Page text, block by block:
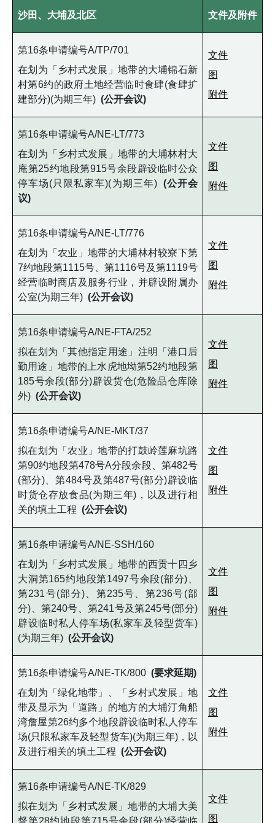
沙田、大埔及北区 文件及附件
第16条申请编号A/TP/701
在划为「乡村式发展」地带的大埔锦石新
村第6约的政府土地经营临时食肆(食肆扩
建部分)(为期三年) (公开会议)
文件
图
附件
第16条申请编号A/NE-LT/773
在划为「乡村式发展」地带的大埔林村大
庵第25约地段第915号余段辟设临时公众
停车场(只限私家车)(为期三年) (公开会
议)
文件
图
附件
第16条申请编号A/NE-LT/776
在划为「农业」地带的大埔林村较寮下第
7约地段第1115号、第1116号及第1119号
经营临时商店及服务行业，并辟设附属办
公室(为期三年) (公开会议)
文件
图
附件
第16条申请编号A/NE-FTA/252
拟在划为「其他指定用途」注明「港口后
勤用途」地带的上水虎地坳第52约地段第
185号余段(部分)辟设货仓(危险品仓库除
外) (公开会议)
文件
图
附件
第16条申请编号A/NE-MKT/37
拟在划为「农业」地带的打鼓岭莲麻坑路
第90约地段第478号A分段余段、第482号
(部分)、第484号及第487号(部分)辟设临
时货仓存放食品(为期三年)，以及进行相
关的填土工程 (公开会议)
文件
图
附件
第16条申请编号A/NE-SSH/160
在划为「乡村式发展」地带的西贡十四乡
大洞第165约地段第1497号余段(部分)、
第231号(部分)、第235号、第236号(部
分)、第240号、第241号及第245号(部分)
辟设临时私人停车场(私家车及轻型货车)
(为期三年) (公开会议)
文件
图
附件
第16条申请编号A/NE-TK/800 (要求延期)
在划为「绿化地带」、「乡村式发展」地
带及显示为「道路」的地方的大埔汀角船
湾詹屋第26约多个地段辟设临时私人停车
场(只限私家车及轻型货车)(为期三年)，以
及进行相关的填土工程 (公开会议)
文件
图
附件
第16条申请编号A/NE-TK/829
拟在划为「乡村式发展」地带的大埔大美
督第28约地段第715号余段(部分)经营临
文件
图